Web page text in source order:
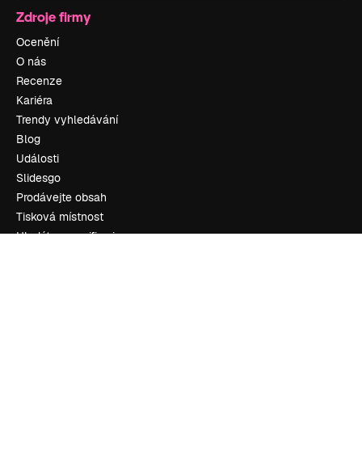
Zdroje firmy
Ocenění
O nás
Recenze
Kariéra
Trendy vyhledávání
Blog
Události
Slidesgo
Prodávejte obsah
Tisková místnost
Hledáte magnific.ai